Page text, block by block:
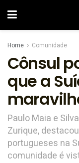
Home Comunidade
Cônsul
que a
Paulo Maia e
Zurique,
portugueses na
comunidade é